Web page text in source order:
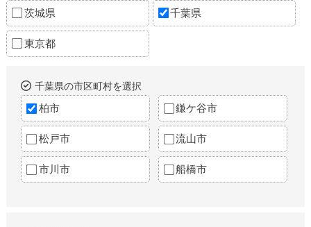
茨城県 千葉県
東京都
千葉県の市区町村を選択
柏市 鎌ケ谷市
松戸市 流山市
市川市 船橋市